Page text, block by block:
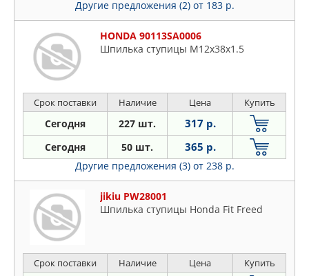
Другие предложения (2) от 183 р.
HONDA 90113SA0006
Шпилька ступицы М12х38х1.5
Срок поставки Наличие Цена Купить
Сегодня 227 шт. 317 р.
Сегодня 50 шт. 365 р.
Другие предложения (3) от 238 р.
jikiu PW28001
Шпилька ступицы Honda Fit Freed
Срок поставки Наличие Цена Купить